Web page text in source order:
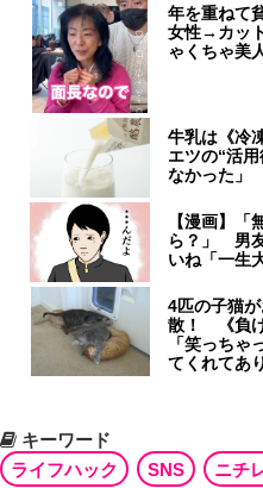
年を重ねて
女性→カッ
ゃくちゃ美
牛乳は《冷
エツの“活
なかった」
【漫画】「
ら？」 男
いね「一生
4匹の子猫
散！ 《負
「笑っちゃ
てくれてあ
キーワード
ライフハック
SNS ニチ